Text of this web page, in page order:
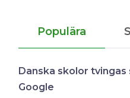
Populära
Danska skolor
Google